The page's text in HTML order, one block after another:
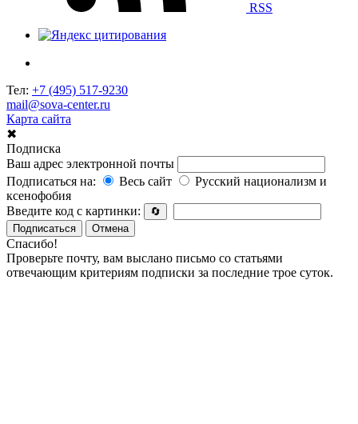
RSS
Тел: +7 (495) 517-9230
mail@sova-center.ru
Карта сайта
✖
Подписка
Ваш адрес электронной почты
Подписаться на:
Весь сайт
Русский национализм и
ксенофобия
Введите код с картинки:
🔄
Подписаться
Отмена
Спасибо!
Проверьте почту, вам выслано письмо со статьями
отвечающим критериям подписки за последние трое суток.